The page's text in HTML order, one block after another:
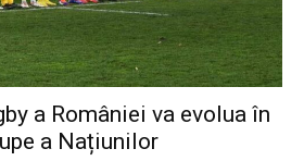
a României va evolua în
a Națiunilor